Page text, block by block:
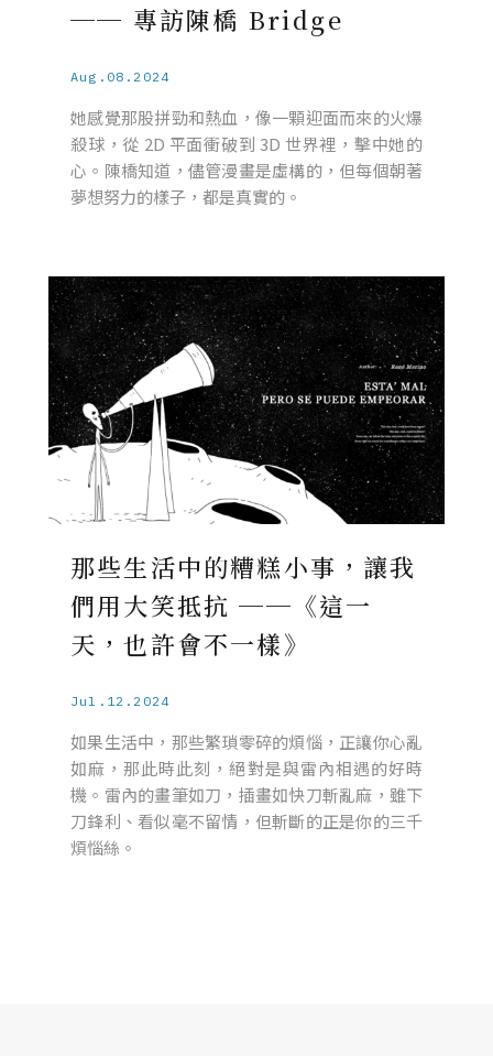
── 專訪陳橋 Bridge
Aug.08.2024
她感覺那股拼勁和熱血，像一顆迎面而來的火爆
殺球，從 2D 平面衝破到 3D 世界裡，擊中她的
心。陳橋知道，儘管漫畫是虛構的，但每個朝著
夢想努力的樣子，都是真實的。
那些生活中的糟糕小事，讓我
們用大笑抵抗 ──《這一
天，也許會不一樣》
Jul.12.2024
如果生活中，那些繁瑣零碎的煩惱，正讓你心亂
如麻，那此時此刻，絕對是與雷內相遇的好時
機。雷內的畫筆如刀，插畫如快刀斬亂麻，雖下
刀鋒利、看似毫不留情，但斬斷的正是你的三千
煩惱絲。